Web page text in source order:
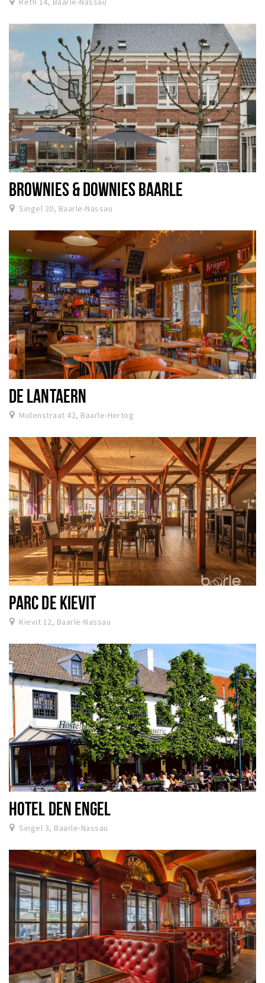
BROWNIES & DOWNIES BAARLE
Singel 20, Baarle-Nassau
DE LANTAERN
Molenstraat 42, Baarle-Hertog
PARC DE KIEVIT
Kievit 12, Baarle-Nassau
HOTEL DEN ENGEL
Singel 3, Baarle-Nassau